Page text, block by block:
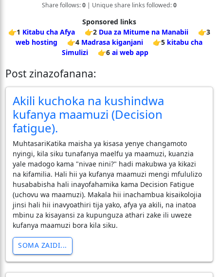
Share follows:0| Unique share links followed:0
Sponsored links
👉1 Kitabu cha Afya 👉2 Dua za Mitume na Manabii
👉3
web hosting
👉4 Madrasa kiganjani 👉5 kitabu cha
Simulizi
👉6 ai web app
Post zinazofanana:
Akili kuchoka na kushindwa
kufanya maamuzi (Decision
fatigue).
​Muhtasari ​Katika maisha ya kisasa yenye changamoto
nyingi, kila siku tunafanya maelfu ya maamuzi, kuanzia
yale madogo kama "nivae nini?" hadi makubwa ya kikazi
na kifamilia. Hali hii ya kufanya maamuzi mengi mfululizo
husababisha hali inayofahamika kama Decision Fatigue
(uchovu wa maamuzi). Makala hii inachambua kisaikolojia
jinsi hali hii inavyoathiri tija yako, afya ya akili, na inatoa
mbinu za kisayansi za kupunguza athari zake ili uweze
kufanya maamuzi bora kila siku.
SOMA ZAIDI...